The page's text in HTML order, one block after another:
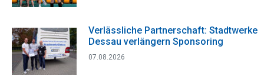
Verlässliche Partnerschaft: Stadtwerke
Dessau verlängern Sponsoring
07.08.2026